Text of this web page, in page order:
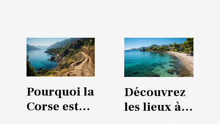
Pourquoi la
Corse est-
Découvrez
les lieux à